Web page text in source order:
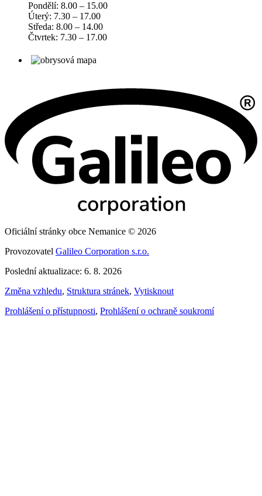
Pondělí: 8.00 – 15.00
Úterý: 7.30 – 17.00
Středa: 8.00 – 14.00
Čtvrtek: 7.30 – 17.00
Oficiální stránky obce Nemanice © 2026
Provozovatel Galileo Corporation s.r.o.
Poslední aktualizace: 6. 8. 2026
Změna vzhledu, Struktura stránek, Vytisknout
Prohlášení o přístupnosti, Prohlášení o ochraně soukromí